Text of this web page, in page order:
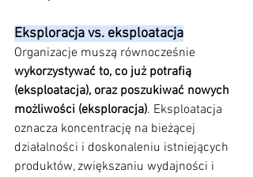
Eksploracja vs. eksploatacja
Organizacje muszą równocześnie
wykorzystywać to, co już potrafią
(eksploatacja), oraz poszukiwać nowych
możliwości (eksploracja). Eksploatacja
oznacza koncentrację na bieżącej
działalności i doskonaleniu istniejących
produktów, zwiększaniu wydajności i